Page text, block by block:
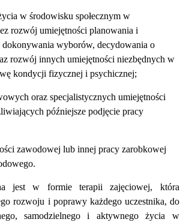
w środowisku społecznym w
rozwój umiejętności planowania i
wyborów, decydowania o
rozwój innych umiejętności niezbędnych w
kondycji fizycznej i psychicznej;
oraz specjalistycznych umiejętności
późniejsze podjęcie pracy
zawodowej lub innej pracy zarobkowej
jest w formie terapii zajęciowej, która
rozwoju i poprawy każdego uczestnika, do
samodzielnego i aktywnego życia w